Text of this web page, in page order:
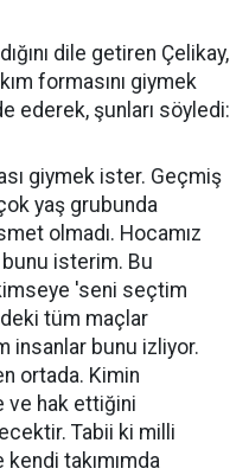
dile getiren Çelikay,
formasını giymek
ederek, şunları söyledi:
giymek ister. Geçmiş
yaş grubunda
olmadı. Hocamız
isterim. Bu
'seni seçtim
tüm maçlar
insanlar bunu izliyor.
ortada. Kimin
ve hak ettiğini
Tabii ki milli
takımımda